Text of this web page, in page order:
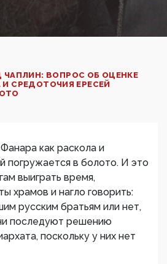
ВОПРОС ОБ ОЦЕНКЕ
И СРЕДОТОЧИЯ ЕРЕСЕЙ
как раскола и
погружается в болото. И это
выиграть время,
храмов и нагло говорить:
русским братьям или нет,
последуют решению
поскольку у них нет